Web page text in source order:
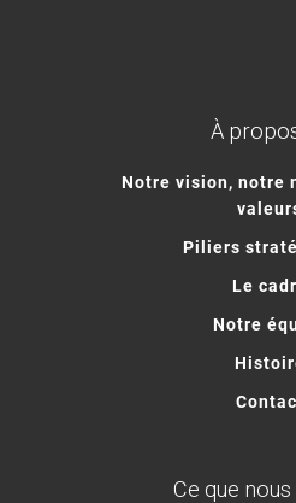
À
Notre vision, notre
Piliers
Le
Notre
Ce que